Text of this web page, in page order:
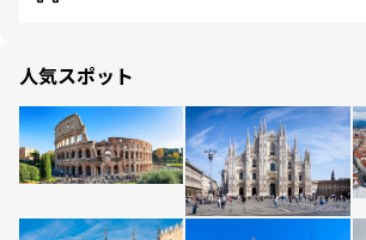
人気スポット